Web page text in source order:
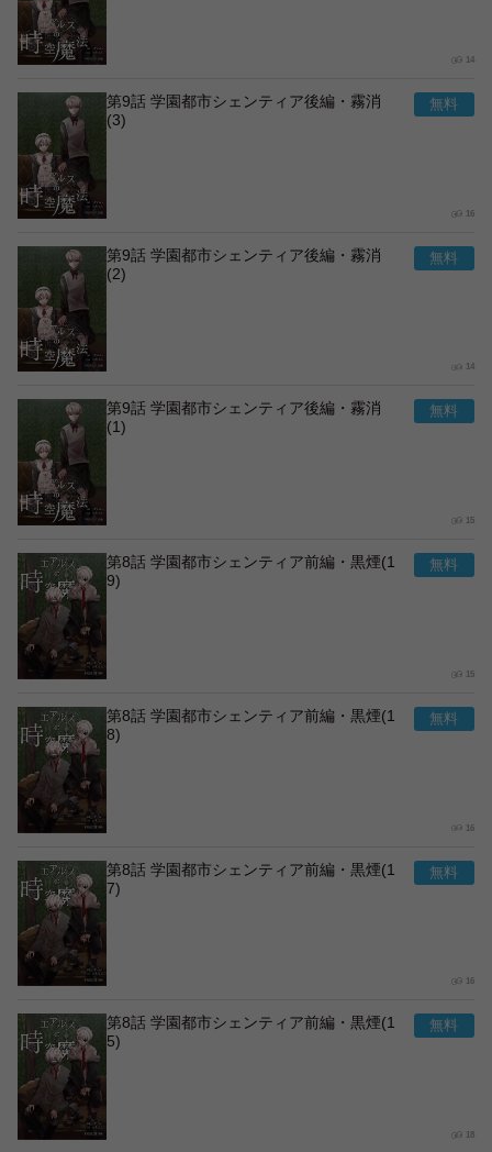
14
第9話 学園都市シェンティア後編・霧消
(3)
16
第9話 学園都市シェンティア後編・霧消
(2)
14
第9話 学園都市シェンティア後編・霧消
(1)
15
第8話 学園都市シェンティア前編・黒煙(1
9)
15
第8話 学園都市シェンティア前編・黒煙(1
8)
16
第8話 学園都市シェンティア前編・黒煙(1
7)
16
第8話 学園都市シェンティア前編・黒煙(1
5)
18